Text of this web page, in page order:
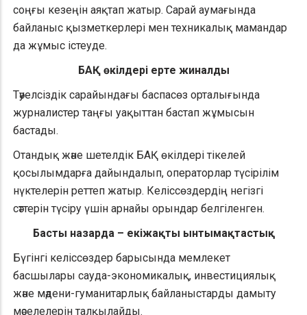
соңғы кезеңін аяқтап жатыр. Сарай аумағында
байланыс қызметкерлері мен техникалық мамандар
да жұмыс істеуде.
БАҚ өкілдері ерте жиналды
Тәуелсіздік сарайындағы баспасөз орталығында
журналистер таңғы уақыттан бастап жұмысын
бастады.
Отандық және шетелдік БАҚ өкілдері тікелей
қосылымдарға дайындалып, операторлар түсірілім
нүктелерін реттеп жатыр. Келіссөздердің негізгі
сәттерін түсіру үшін арнайы орындар белгіленген.
Басты назарда – екіжақты ынтымақтастық
Бүгінгі келіссөздер барысында мемлекет
басшылары сауда-экономикалық, инвестициялық
және мәдени-гуманитарлық байланыстарды дамыту
мәселелерін талқылайды.